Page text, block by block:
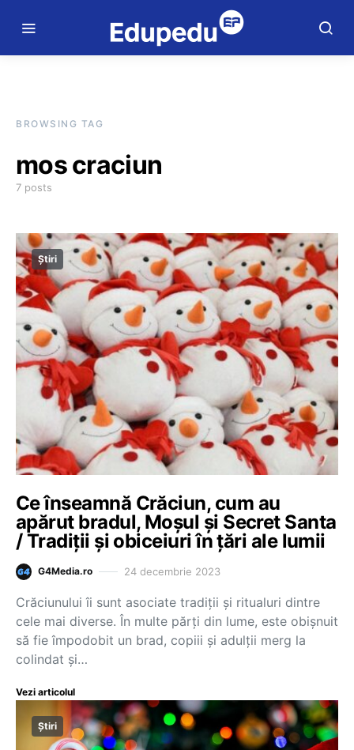
BROWSING TAG
mos craciun
7 posts
Știri
Ce înseamnă Crăciun, cum au
apărut bradul, Moșul și Secret Santa
/ Tradiţii şi obiceiuri în ţări ale lumii
G4Media.ro 24 decembrie 2023
Crăciunului îi sunt asociate tradiţii şi ritualuri dintre
cele mai diverse. În multe părţi din lume, este obişnuit
să fie împodobit un brad, copiii şi adulţii merg la
colindat şi…
Vezi articolul
Știri